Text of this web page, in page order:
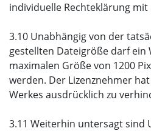
individuelle Rechteklärung mit
3.10 Unabhängig von der
gestellten Dateigröße darf ein
maximalen Größe von 1200
werden. Der Lizenznehmer
Werkes ausdrücklich zu
3.11 Weiterhin untersagt sind